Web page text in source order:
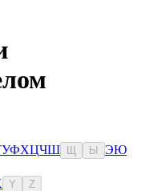
УФХЦЧШ Ы ЭЮ
Y Z